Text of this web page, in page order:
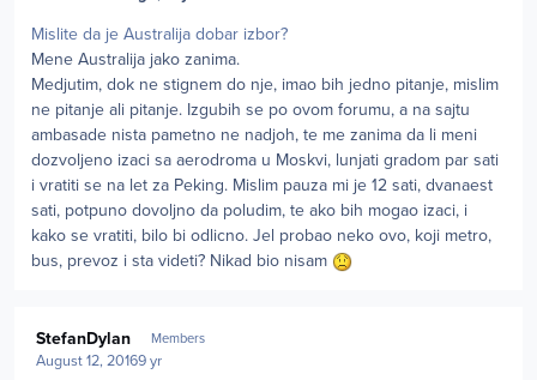
Mislite da je Australija dobar izbor?
Mene Australija jako zanima.
Medjutim, dok ne stignem do nje, imao bih jedno pitanje, mislim
ne pitanje ali pitanje. Izgubih se po ovom forumu, a na sajtu
ambasade nista pametno ne nadjoh, te me zanima da li meni
dozvoljeno izaci sa aerodroma u Moskvi, lunjati gradom par sati
i vratiti se na let za Peking. Mislim pauza mi je 12 sati, dvanaest
sati, potpuno dovoljno da poludim, te ako bih mogao izaci, i
kako se vratiti, bilo bi odlicno. Jel probao neko ovo, koji metro,
bus, prevoz i sta videti? Nikad bio nisam
StefanDylan Members
August 12, 20169 yr